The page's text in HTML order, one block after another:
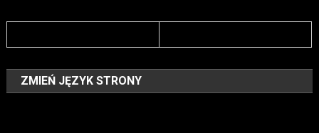
ZMIEŃ JĘZYK STRONY